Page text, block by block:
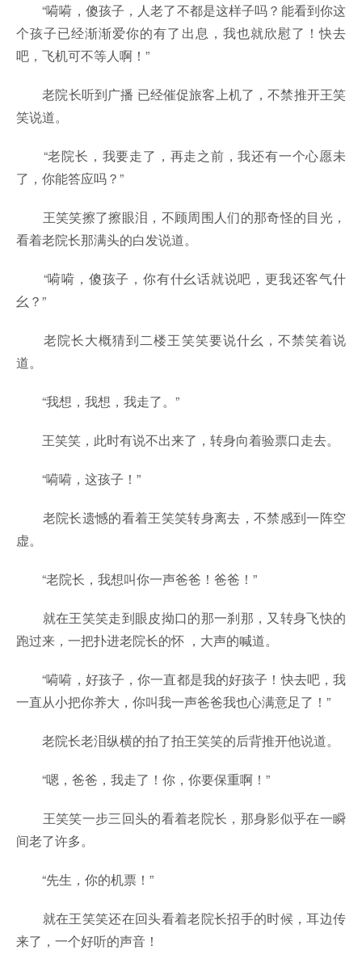
“嗬嗬，傻孩子，人老了不都是这样子吗？能看到你这
个孩子已经渐渐爱你的有了出息，我也就欣慰了！快去
吧，飞机可不等人啊！”
老院长听到广播 已经催促旅客上机了，不禁推开王笑
笑说道。
“老院长，我要走了，再走之前，我还有一个心愿未
了，你能答应吗？”
王笑笑擦了擦眼泪，不顾周围人们的那奇怪的目光，
看着老院长那满头的白发说道。
“嗬嗬，傻孩子，你有什幺话就说吧，更我还客气什
幺？”
老院长大概猜到二楼王笑笑要说什幺，不禁笑着说
道。
“我想，我想，我走了。”
王笑笑，此时有说不出来了，转身向着验票口走去。
“嗬嗬，这孩子！”
老院长遗憾的看着王笑笑转身离去，不禁感到一阵空
虚。
“老院长，我想叫你一声爸爸！爸爸！”
就在王笑笑走到眼皮拗口的那一刹那，又转身飞快的
跑过来，一把扑进老院长的怀 ，大声的喊道。
“嗬嗬，好孩子，你一直都是我的好孩子！快去吧，我
一直从小把你养大，你叫我一声爸爸我也心满意足了！”
老院长老泪纵横的拍了拍王笑笑的后背推开他说道。
“嗯，爸爸，我走了！你，你要保重啊！”
王笑笑一步三回头的看着老院长，那身影似乎在一瞬
间老了许多。
“先生，你的机票！”
就在王笑笑还在回头看着老院长招手的时候，耳边传
来了，一个好听的声音！